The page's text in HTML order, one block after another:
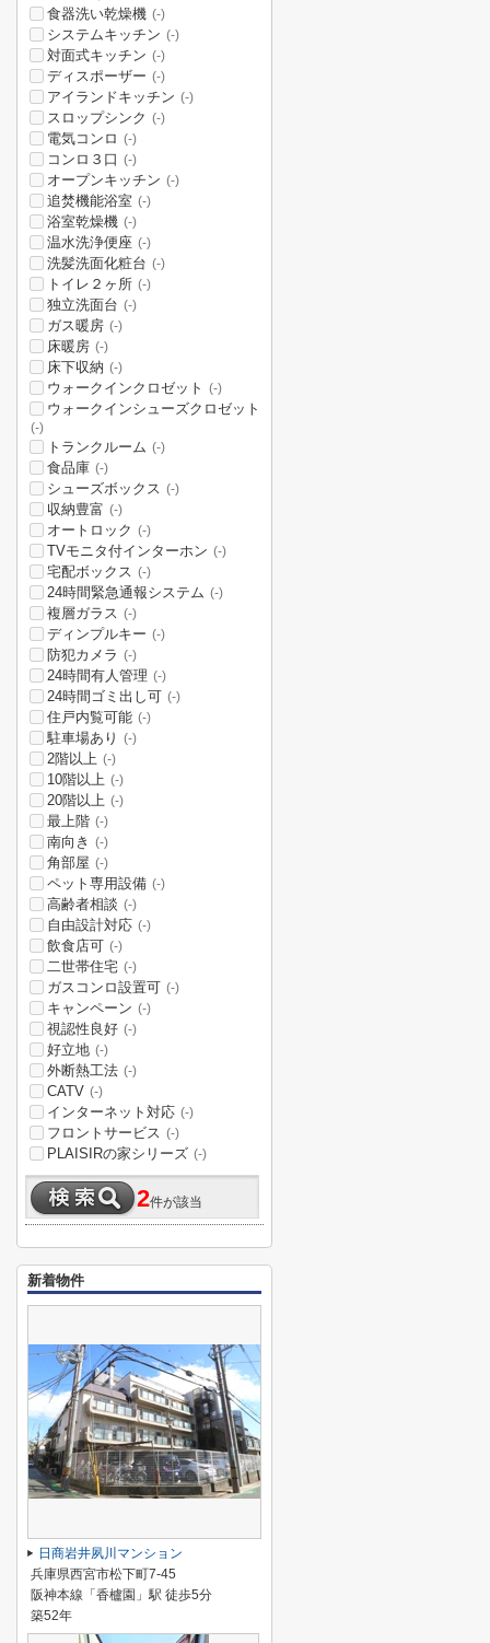
食器洗い乾燥機 (-)
システムキッチン (-)
対面式キッチン (-)
ディスポーザー (-)
アイランドキッチン (-)
スロップシンク (-)
電気コンロ (-)
コンロ３口 (-)
オープンキッチン (-)
追焚機能浴室 (-)
浴室乾燥機 (-)
温水洗浄便座 (-)
洗髪洗面化粧台 (-)
トイレ２ヶ所 (-)
独立洗面台 (-)
ガス暖房 (-)
床暖房 (-)
床下収納 (-)
ウォークインクロゼット (-)
ウォークインシューズクロゼット
(-)
トランクルーム (-)
食品庫 (-)
シューズボックス (-)
収納豊富 (-)
オートロック (-)
TVモニタ付インターホン (-)
宅配ボックス (-)
24時間緊急通報システム (-)
複層ガラス (-)
ディンプルキー (-)
防犯カメラ (-)
24時間有人管理 (-)
24時間ゴミ出し可 (-)
住戸内覧可能 (-)
駐車場あり (-)
2階以上 (-)
10階以上 (-)
20階以上 (-)
最上階 (-)
南向き (-)
角部屋 (-)
ペット専用設備 (-)
高齢者相談 (-)
自由設計対応 (-)
飲食店可 (-)
二世帯住宅 (-)
ガスコンロ設置可 (-)
キャンペーン (-)
視認性良好 (-)
好立地 (-)
外断熱工法 (-)
CATV (-)
インターネット対応 (-)
フロントサービス (-)
PLAISIRの家シリーズ (-)
2件が該当
新着物件
日商岩井夙川マンション
兵庫県西宮市松下町7-45
阪神本線「香櫨園」駅 徒歩5分
築52年